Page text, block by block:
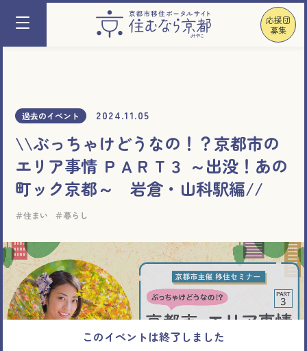
応援団
募集
過去のイベント 2024.11.05
\\ぶっちゃけどうなの！？京都市の
エリア事情 ＰＡＲＴ３ ～出没！あの
町ック京都～ 岩倉・山科駅編//
住まい 暮らし